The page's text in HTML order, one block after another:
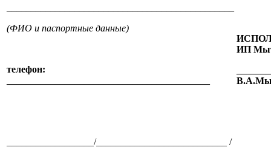
(ФИО и паспортные данные)
телефон:
__________________/___________________________ /
ИП